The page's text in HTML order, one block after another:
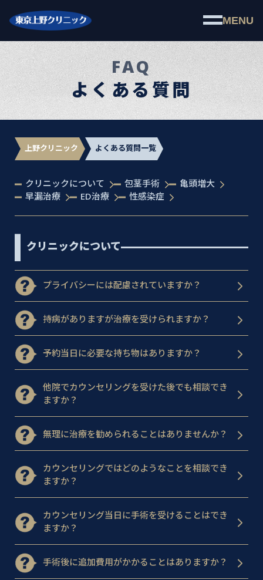
MENU
FAQ
よくある質問
上野クリニック よくある質問一覧
クリニックについて 包茎手術
亀頭増大
早漏治療
ED治療 性感染症
クリニックについて
プライバシーには配慮されていますか？
持病がありますが治療を受けられますか？
予約当日に必要な持ち物はありますか？
他院でカウンセリングを受けた後でも相談でき
ますか？
無理に治療を勧められることはありませんか？
カウンセリングではどのようなことを相談でき
ますか？
カウンセリング当日に手術を受けることはでき
ますか？
手術後に追加費用がかかることはありますか？